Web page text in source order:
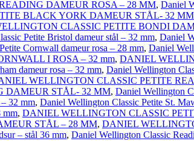
DAMEUR ROSA – 28 MM, Daniel
BLACK YORK DAMEUR STÅL- 32 MM
CLASSIC PETITE BONDI
Petite Bristol dameur stål – 32 mm, Daniel
Cornwall dameur rosa – 28 mm, Daniel
I ROSA – 32 mm, DANIEL
dameur rosa – 32 mm, Daniel Wellington
WELLINGTON CLASSIC PETITE
DAMEUR STÅL- 32 MM, Daniel Wellington
32 mm, Daniel Wellington Classic Petite St.
mm, DANIEL WELLINGTON CLASSIC
STÅL – 28 MM, DANIEL
– stål 36 mm, Daniel Wellington Classic